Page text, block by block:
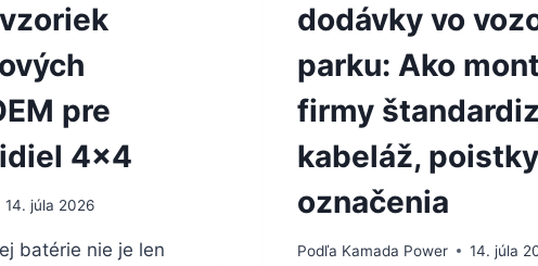
pre
4×4
14. júla 2026
batérie nie je len
dodávky vo
parku: Ako
firmy
kabeláž,
označenia
Podľa Kamada Power 14. júla